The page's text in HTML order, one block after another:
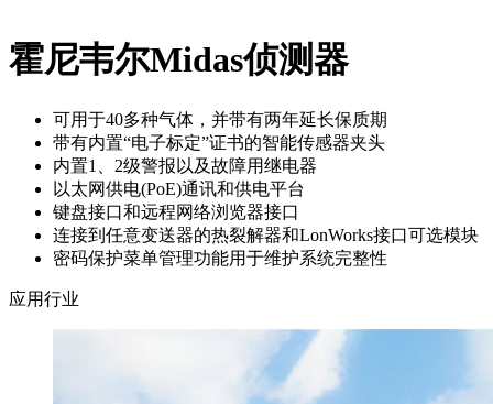
霍尼韦尔Midas侦测器
可用于40多种气体，并带有两年延长保质期
带有内置“电子标定”证书的智能传感器夹头
内置1、2级警报以及故障用继电器
以太网供电(PoE)通讯和供电平台
键盘接口和远程网络浏览器接口
连接到任意变送器的热裂解器和LonWorks接口可选模块
密码保护菜单管理功能用于维护系统完整性
应用行业